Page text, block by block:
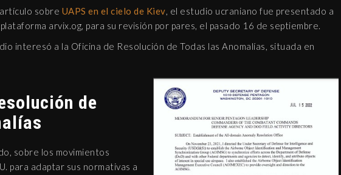
sobre UAPS en el cielo de Kiev, el estudio ucraniano fue presentado a
arvix.og, para su revisión por pares, el pasado 16 de septiembre.
interesó a la Oficina de Resolución de Todas las Anomalías, situada en
de
sobre los movimientos
para adaptar sus normativas a